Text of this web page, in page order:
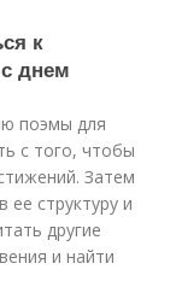
к
днем
поэмы для
с того, чтобы
Затем
структуру и
другие
и найти